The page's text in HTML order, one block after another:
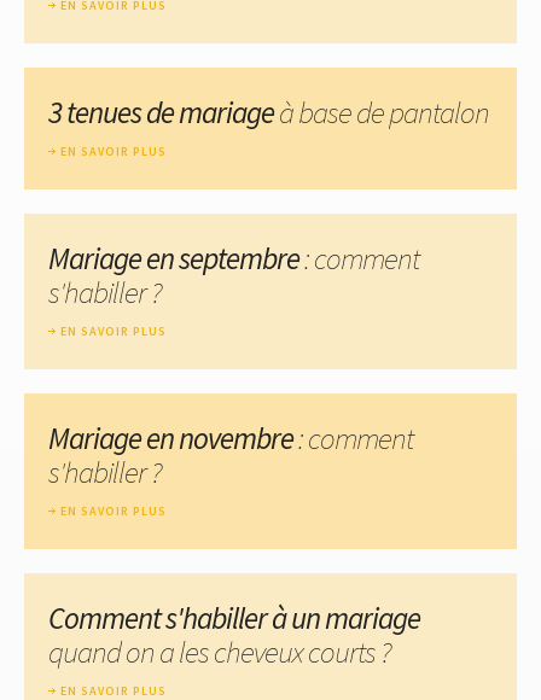
EN SAVOIR PLUS
3 tenues de mariageà base de pantalon
EN SAVOIR PLUS
Mariage en septembre: comment
s'habiller ?
EN SAVOIR PLUS
Mariage en novembre: comment
s'habiller ?
EN SAVOIR PLUS
Comment s'habiller à un mariage
quand on a les cheveux courts ?
EN SAVOIR PLUS